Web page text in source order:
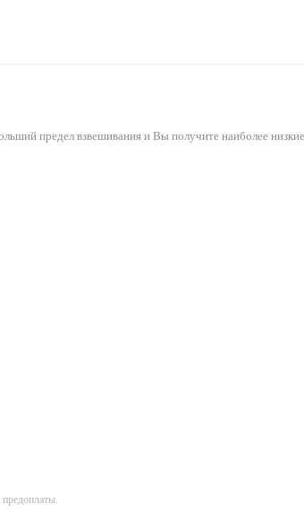
предел взвешивания и Вы получите наиболее